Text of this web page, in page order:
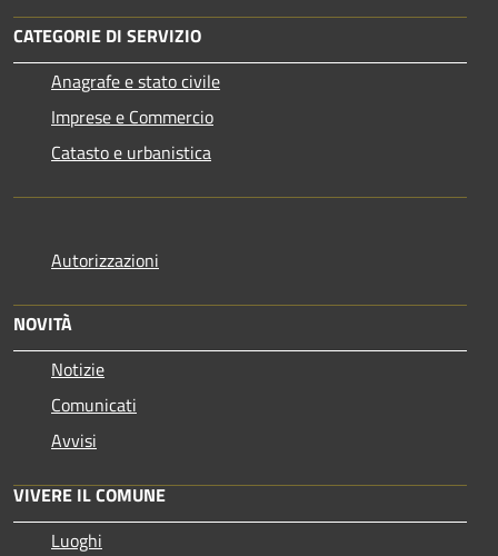
CATEGORIE DI SERVIZIO
Anagrafe e stato civile
Imprese e Commercio
Catasto e urbanistica
Autorizzazioni
NOVITÀ
Notizie
Comunicati
Avvisi
VIVERE IL COMUNE
Luoghi